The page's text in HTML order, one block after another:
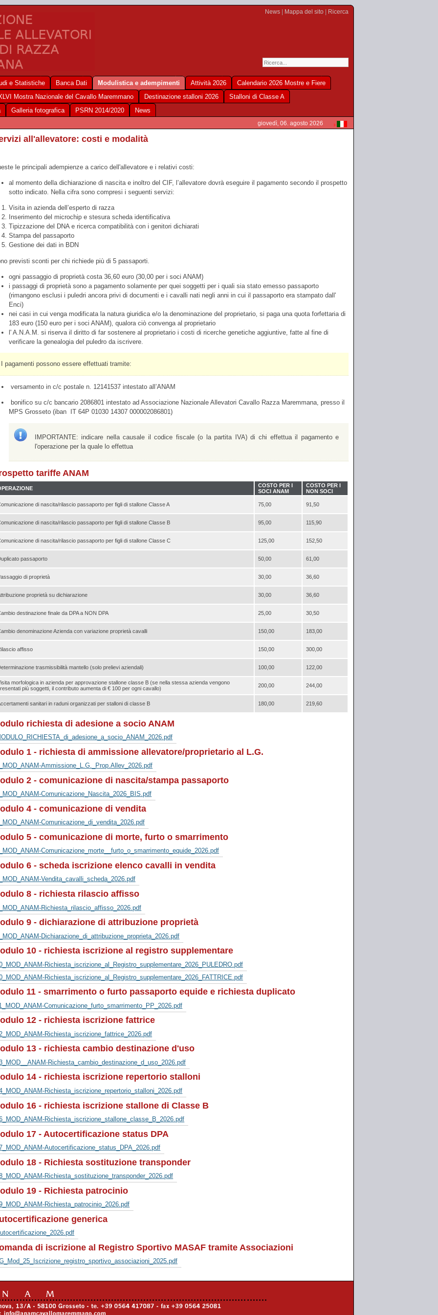
News Mappa del sito Ricerca
e Statistiche Banca Dati Modulistica e adempimenti Attività 2026
Calendario 2026 Mostre e Fiere
Mostra Nazionale del Cavallo Maremmano Destinazione stalloni 2026
Stalloni di Classe A
Galleria fotografica PSRN 2014/2020 News
giovedì, 06. agosto 2026
all'allevatore: costi e modalità
le principali adempienze a carico dell'allevatore e i relativi costi:
al momento della dichiarazione di nascita e inoltro del CIF, l’allevatore dovrà eseguire il pagamento secondo il prospetto
sotto indicato. Nella cifra sono compresi i seguenti servizi:
Visita in azienda dell’esperto di razza
Inserimento del microchip e stesura scheda identificativa
Tipizzazione del DNA e ricerca compatibilità con i genitori dichiarati
Stampa del passaporto
Gestione dei dati in BDN
previsti sconti per chi richiede più di 5 passaporti.
ogni passaggio di proprietà costa 36,60 euro (30,00 per i soci ANAM)
i passaggi di proprietà sono a pagamento solamente per quei soggetti per i quali sia stato emesso passaporto
(rimangono esclusi i puledri ancora privi di documenti e i cavalli nati negli anni in cui il passaporto era stampato dall'
Enci)
nei casi in cui venga modificata la natura giuridica e/o la denominazione del proprietario, si paga una quota forfettaria di
183 euro (150 euro per i soci ANAM), qualora ciò convenga al proprietario
l' A.N.A.M. si riserva il diritto di far sostenere al proprietario i costi di ricerche genetiche aggiuntive, fatte al fine di
verificare la genealogia del puledro da iscrivere.
I pagamenti possono essere effettuati tramite:
versamento in c/c postale n. 12141537 intestato all’ANAM
bonifico su c/c bancario 2086801 intestato ad Associazione Nazionale Allevatori Cavallo Razza Maremmana, presso il
MPS Grosseto (iban
IT 64P 01030 14307 000002086801)
IMPORTANTE: indicare nella causale il codice fiscale (o la partita IVA) di chi effettua il pagamento e
l'operazione per la quale lo effettua
tariffe ANAM
COSTO PER I
SOCI ANAM
COSTO PER I
NON SOCI
di nascita/rilascio passaporto per figli di stallone Classe A 75,00 91,50
di nascita/rilascio passaporto per figli di stallone Classe B 95,00 115,90
di nascita/rilascio passaporto per figli di stallone Classe C 125,00 152,50
passaporto 50,00 61,00
di proprietà 30,00 36,60
proprietà su dichiarazione 30,00 36,60
destinazione finale da DPA a NON DPA 25,00 30,50
denominazione Azienda con variazione proprietà cavalli 150,00 183,00
affisso 150,00 300,00
trasmissibilità mantello (solo prelievi aziendali) 100,00 122,00
morfologica in azienda per approvazione stallone classe B (se nella stessa azienda vengono
più soggetti, il contributo aumenta di € 100 per ogni cavallo)
200,00 244,00
sanitari in raduni organizzati per stalloni di classe B 180,00 219,60
richiesta di adesione a socio ANAM
1 - richiesta di ammissione allevatore/proprietario al L.G.
Ammissione_L.G._Prop.Allev_2026.pdf
2 - comunicazione di nascita/stampa passaporto
Comunicazione_Nascita_2026_BIS.pdf
4 - comunicazione di vendita
Comunicazione_di_vendita_2026.pdf
5 - comunicazione di morte, furto o smarrimento
Comunicazione_morte__furto_o_smarrimento_equide_2026.pdf
6 - scheda iscrizione elenco cavalli in vendita
Vendita_cavalli_scheda_2026.pdf
8 - richiesta rilascio affisso
Richiesta_rilascio_affisso_2026.pdf
9 - dichiarazione di attribuzione proprietà
Dichiarazione_di_attribuzione_proprieta_2026.pdf
10 - richiesta iscrizione al registro supplementare
Richiesta_iscrizione_al_Registro_supplementare_2026_PULEDRO.pdf
Richiesta_iscrizione_al_Registro_supplementare_2026_FATTRICE.pdf
11 - smarrimento o furto passaporto equide e richiesta duplicato
Comunicazione_furto_smarrimento_PP_2026.pdf
12 - richiesta iscrizione fattrice
Richiesta_iscrizione_fattrice_2026.pdf
13 - richiesta cambio destinazione d'uso
Richiesta_cambio_destinazione_d_uso_2026.pdf
14 - richiesta iscrizione repertorio stalloni
Richiesta_iscrizione_repertorio_stalloni_2026.pdf
16 - richiesta iscrizione stallone di Classe B
Richiesta_iscrizione_stallone_classe_B_2026.pdf
17 - Autocertificazione status DPA
Autocertificazione_status_DPA_2026.pdf
18 - Richiesta sostituzione transponder
Richiesta_sostituzione_transponder_2026.pdf
19 - Richiesta patrocinio
Richiesta_patrocinio_2026.pdf
generica
di iscrizione al Registro Sportivo MASAF tramite Associazioni